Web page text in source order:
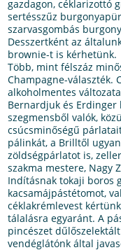
gazdagon, céklarizottó
sertésszűz
szarvasgombás
Desszertként az
brownie-t is kérhetünk.
Több, mint félszáz
Champagne-választék.
alkoholmentes
Bernardjuk és
szegmensből valók,
csúcsminőségű
pálinkát, a Brilltől
zöldségpárlatot is,
szakma mestere, Nagy
Indításnak tokaji boros
kacsamájpástétomot,
céklakrémlevest
tálalásra egyaránt. A
pincészet
vendéglátónk által